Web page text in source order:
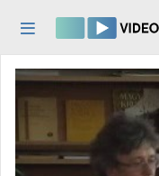
Kezdőlap
Felfedezés